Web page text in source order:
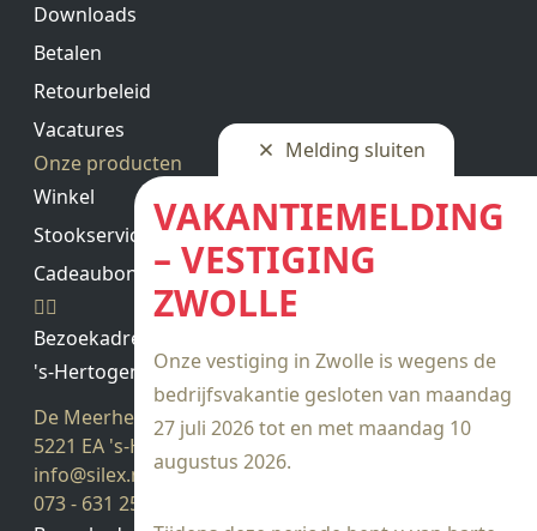
Melding sluiten
VAKANTIEMELDING
– VESTIGING
ZWOLLE
Onze vestiging in Zwolle is wegens de
bedrijfsvakantie gesloten van maandag
27 juli 2026 tot en met maandag 10
augustus 2026.
Downloads
Betalen
Retourbeleid
Vacatures
Onze producten
Winkel
Stookservice
Cadeaubon saldo
Bezoekadres
's-Hertogenbosch
De Meerheuvel 21
5221 EA 's-Hertogenbosch
info@silex.nl
073 - 631 25 28